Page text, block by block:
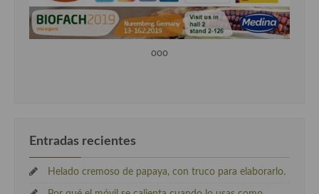
ooo
Entradas recientes
Helado cremoso de papaya, con truco para elaborarlo.